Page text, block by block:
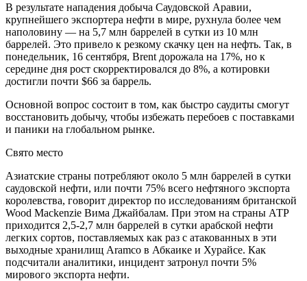
В результате нападения добыча Саудовской Аравии,
крупнейшего экспортера нефти в мире, рухнула более чем
наполовину — на 5,7 млн баррелей в сутки из 10 млн
баррелей. Это привело к резкому скачку цен на нефть. Так, в
понедельник, 16 сентября, Brent дорожала на 17%, но к
середине дня рост скорректировался до 8%, а котировки
достигли почти $66 за баррель.
Основной вопрос состоит в том, как быстро саудиты смогут
восстановить добычу, чтобы избежать перебоев с поставками
и паники на глобальном рынке.
Свято место
Азиатские страны потребляют около 5 млн баррелей в сутки
саудовской нефти, или почти 75% всего нефтяного экспорта
королевства, говорит директор по исследованиям британской
Wood Mackenzie Вима Джайбалам. При этом на страны АТР
приходится 2,5-2,7 млн баррелей в сутки арабской нефти
легких сортов, поставляемых как раз с атакованных в эти
выходные хранилищ Aramco в Абкаике и Хурайсе. Как
подсчитали аналитики, инцидент затронул почти 5%
мирового экспорта нефти.